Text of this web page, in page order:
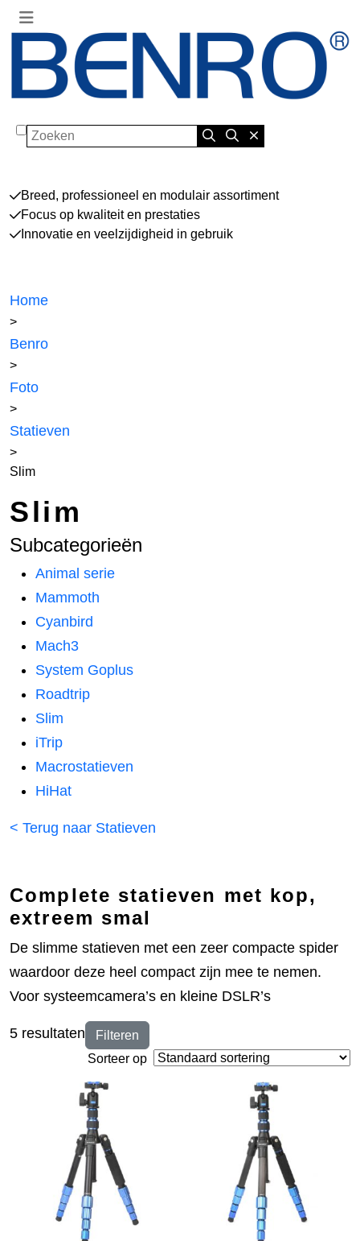
Zoeken
Breed, professioneel en modulair assortiment
Focus op kwaliteit en prestaties
Innovatie en veelzijdigheid in gebruik
Home
>
Benro
>
Foto
>
Statieven
>
Slim
Slim
Subcategorieën
Animal serie
Mammoth
Cyanbird
Mach3
System Goplus
Roadtrip
Slim
iTrip
Macrostatieven
HiHat
< Terug naar Statieven
Complete statieven met kop,
extreem smal
De slimme statieven met een zeer compacte spider
waardoor deze heel compact zijn mee te nemen.
Voor systeemcamera’s en kleine DSLR’s
Filteren
5 resultaten
Sorteer op